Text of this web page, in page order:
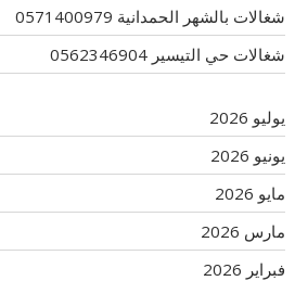
شغالات بالشهر الحمدانية 0571400979
شغالات حي التيسير 0562346904
يوليو 2026
يونيو 2026
مايو 2026
مارس 2026
فبراير 2026